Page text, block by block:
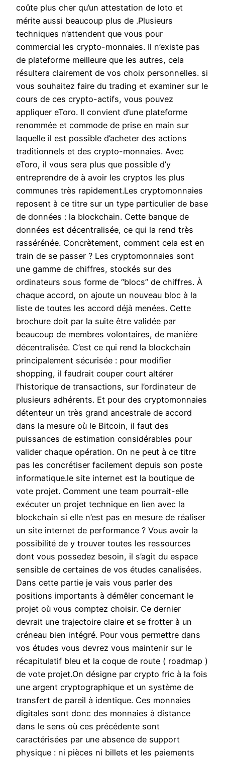
coûte plus cher qu’un attestation de loto et
mérite aussi beaucoup plus de .Plusieurs
techniques n’attendent que vous pour
commercial les crypto-monnaies. Il n’existe pas
de plateforme meilleure que les autres, cela
résultera clairement de vos choix personnelles. si
vous souhaitez faire du trading et examiner sur le
cours de ces crypto-actifs, vous pouvez
appliquer eToro. Il convient d’une plateforme
renommée et commode de prise en main sur
laquelle il est possible d’acheter des actions
traditionnels et des crypto-monnaies. Avec
eToro, il vous sera plus que possible d’y
entreprendre de à avoir les cryptos les plus
communes très rapidement.Les cryptomonnaies
reposent à ce titre sur un type particulier de base
de données : la blockchain. Cette banque de
données est décentralisée, ce qui la rend très
rassérénée. Concrètement, comment cela est en
train de se passer ? Les cryptomonnaies sont
une gamme de chiffres, stockés sur des
ordinateurs sous forme de “blocs” de chiffres. À
chaque accord, on ajoute un nouveau bloc à la
liste de toutes les accord déjà menées. Cette
brochure doit par la suite être validée par
beaucoup de membres volontaires, de manière
décentralisée. C’est ce qui rend la blockchain
principalement sécurisée : pour modifier
shopping, il faudrait couper court altérer
l’historique de transactions, sur l’ordinateur de
plusieurs adhérents. Et pour des cryptomonnaies
détenteur un très grand ancestrale de accord
dans la mesure où le Bitcoin, il faut des
puissances de estimation considérables pour
valider chaque opération. On ne peut à ce titre
pas les concrétiser facilement depuis son poste
informatique.le site internet est la boutique de
vote projet. Comment une team pourrait-elle
exécuter un projet technique en lien avec la
blockchain si elle n’est pas en mesure de réaliser
un site internet de performance ? Vous avoir la
possibilité de y trouver toutes les ressources
dont vous possedez besoin, il s’agit du espace
sensible de certaines de vos études canalisées.
Dans cette partie je vais vous parler des
positions importants à démêler concernant le
projet où vous comptez choisir. Ce dernier
devrait une trajectoire claire et se frotter à un
créneau bien intégré. Pour vous permettre dans
vos études vous devrez vous maintenir sur le
récapitulatif bleu et la coque de route ( roadmap )
de vote projet.On désigne par crypto fric à la fois
une argent cryptographique et un système de
transfert de pareil à identique. Ces monnaies
digitales sont donc des monnaies à distance
dans le sens où ces précédente sont
caractérisées par une absence de support
physique : ni pièces ni billets et les paiements